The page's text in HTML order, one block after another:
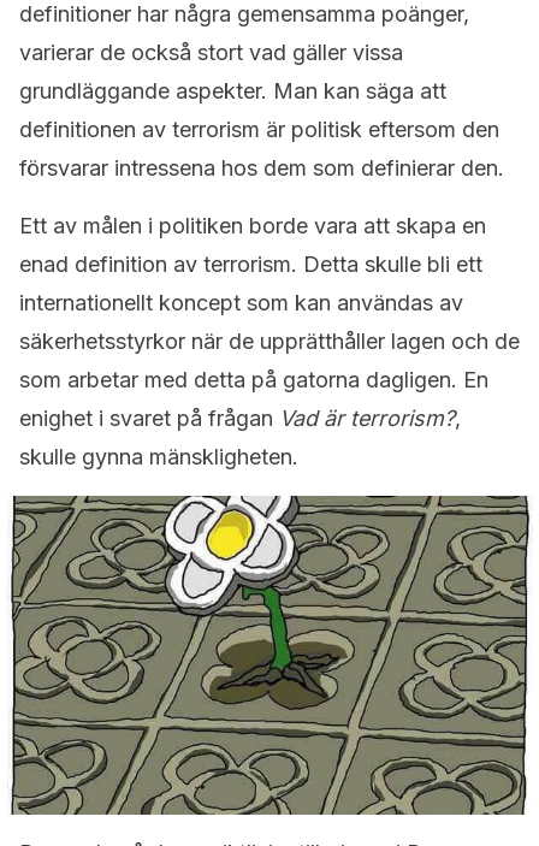
definitioner har några gemensamma poänger,
varierar de också stort vad gäller vissa
grundläggande aspekter. Man kan säga att
definitionen av terrorism är politisk eftersom den
försvarar intressena hos dem som definierar den.
Ett av målen i politiken borde vara att skapa en
enad definition av terrorism. Detta skulle bli ett
internationellt koncept som kan användas av
säkerhetsstyrkor när de upprätthåller lagen och de
som arbetar med detta på gatorna dagligen. En
enighet i svaret på frågan Vad är terrorism?,
skulle gynna mänskligheten.